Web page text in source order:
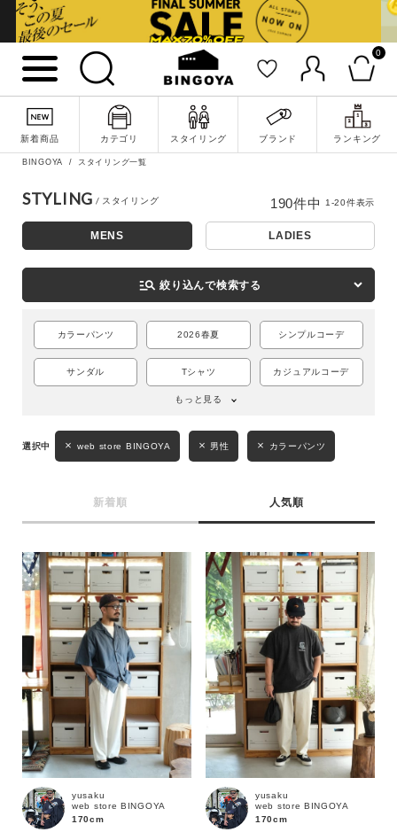
0
新着商品 カテゴリ スタイリング ブランド ランキング
詳細検索
BINGOYA スタイリング一覧
STYLING
MENS LADIES
manage_search 絞り込んで検索する
カラーパンツ 2026春夏 シンプルコーデ
サンダル Tシャツ カジュアルコーデ
もっと見る
web store BINGOYA 男性 カラーパンツ
新着順 人気順
190件中 1-20件表示
yusaku
web store BINGOYA
170cm
yusaku
web store BINGOYA
170cm